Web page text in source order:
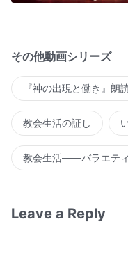
その他動画シリーズ
『神の出現と働き』朗
教会生活の証し
教会生活――バラエテ
Leave a Reply